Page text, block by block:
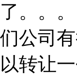
了。。
们公司
以转让